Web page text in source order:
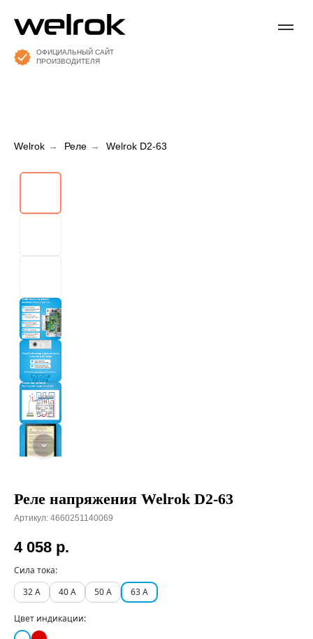
ОФИЦИАЛЬНЫЙ САЙТ
ПРОИЗВОДИТЕЛЯ
Welrok → Реле → Welrok D2-63
Реле напряжения Welrok D2-63
Артикул: 4660251140069
4 058 р.
Сила тока:
32 А
40 А 50 А 63 А
Цвет индикации: